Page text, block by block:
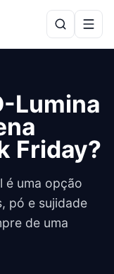
Lumina
Friday?
é uma opção
pó e sujidade
de uma